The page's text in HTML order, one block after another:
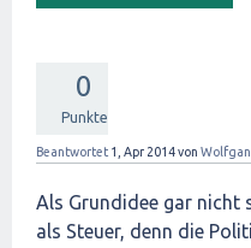
0
Punkte
Beantwortet 1, Apr 2014von
Als Grundidee gar nicht
als Steuer, denn die